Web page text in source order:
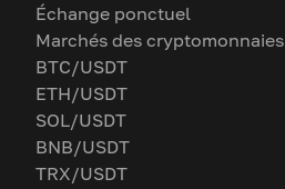
Échange ponctuel
Marchés des cryptomonnaies
BTC/USDT
ETH/USDT
SOL/USDT
BNB/USDT
TRX/USDT